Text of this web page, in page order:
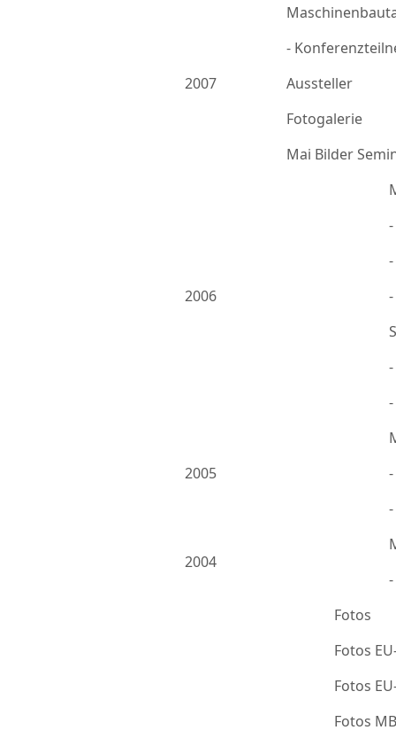
2007
-
Aussteller
Fotogalerie
Mai Bilder
2006
2005
2004
Fotos
Fotos
Fotos
Fotos